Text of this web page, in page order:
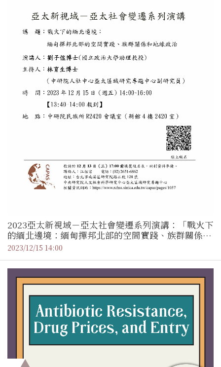
2023亞太新視域－亞太社會變遷系列演講：「戰火下
的緬北邊境：緬甸撣邦北部的空間實踐、族群關係和
地緣政治」／ 劉子愷博士（國立政治大學 助理教
授）
2023/12/15 14:00